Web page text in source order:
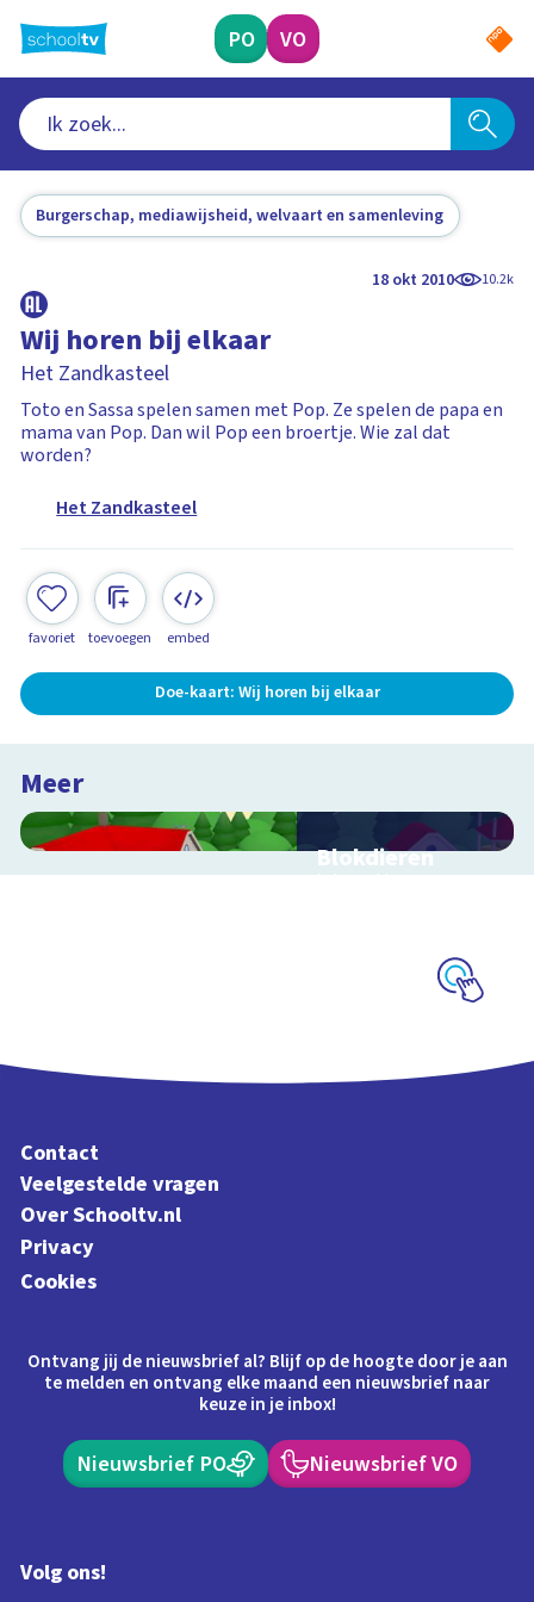
naar
hoofdinhoud
PO VO
Burgerschap, mediawijsheid, welvaart en samenleving
18 okt 2010 10.2k
Wij horen bij elkaar
Het Zandkasteel
Toto en Sassa spelen samen met Pop. Ze spelen de papa en
mama van Pop. Dan wil Pop een broertje. Wie zal dat
worden?
Het Zandkasteel
favoriet toevoegen embed
Doe-kaart: Wij horen bij elkaar
Meer
Blokdieren
Interactieve
Contact
Veelgestelde vragen
Over Schooltv.nl
Privacy
Cookies
Ontvang jij de nieuwsbrief al? Blijf op de hoogte door je aan
te melden en ontvang elke maand een nieuwsbrief naar
keuze in je inbox!
Nieuwsbrief PO Nieuwsbrief VO
Volg ons!